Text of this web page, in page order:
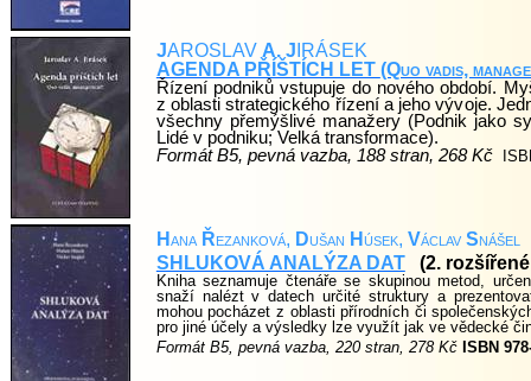
JAROSLAV A. J IRÁSEK
AGENDA PŘÍŠTÍCH LET (Quo vadis,
Řízení podniků vstupuje do nového období.
z oblasti strategického řízení a jeho vývoje.
všechny přemýšlivé manažery (Podnik jako
Lidé v podniku; Velká transformace).
Formát B5, pevná vazba, 188 stran, 268 Kč
Hana Řezanková, Dušan Húsek, Václav Snášel
SHLUKOVÁ ANALÝZA DAT
(2.
Kniha seznamuje čtenáře se skupinou metod,
snaží nalézt v datech určité struktury a
mohou pocházet z oblasti přírodních či
pro jiné účely a výsledky lze využít jak ve vědecké
Formát B5, pevná vazba, 220 stran, 278 Kč ISBN